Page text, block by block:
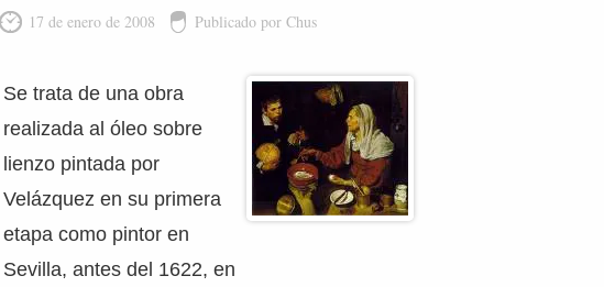
17 de enero de 2008 Publicado por Chus
Se trata de una obra
realizada al óleo sobre
lienzo pintada por
Velázquez en su primera
etapa como pintor en
Sevilla, antes del 1622, en